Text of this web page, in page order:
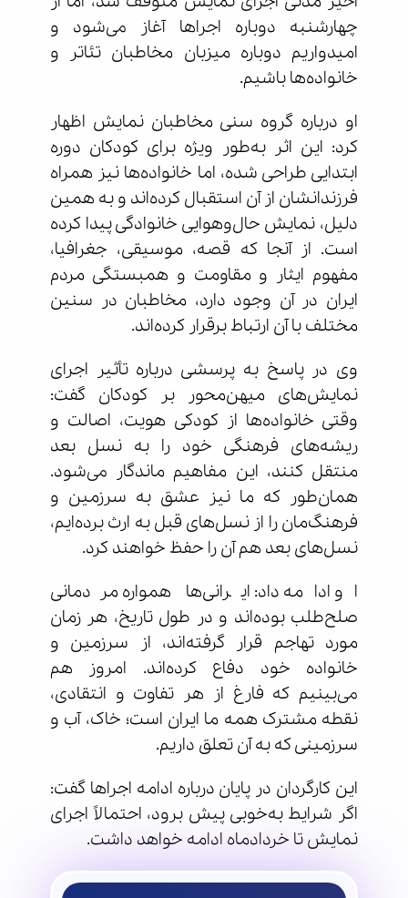
چهارشنبه دوباره اجراها آغاز می‌شود و
امیدواریم دوباره میزبان مخاطبان تئاتر و
خانواده‌ها باشیم.
او درباره گروه سنی مخاطبان نمایش اظهار
کرد: این اثر به‌طور ویژه برای کودکان دوره
ابتدایی طراحی شده، اما خانواده‌ها نیز همراه
فرزندانشان از آن استقبال کرده‌اند و به همین
دلیل، نمایش حال‌وهوایی خانوادگی پیدا کرده
است. از آنجا که قصه، موسیقی، جغرافیا،
مفهوم ایثار و مقاومت و همبستگی مردم
ایران در آن وجود دارد، مخاطبان در سنین
مختلف با آن ارتباط برقرار کرده‌اند.
وی در پاسخ به پرسشی درباره تأثیر اجرای
نمایش‌های میهن‌محور بر کودکان گفت:
وقتی خانواده‌ها از کودکی هویت، اصالت و
ریشه‌های فرهنگی خود را به نسل بعد
منتقل کنند، این مفاهیم ماندگار می‌شود.
همان‌طور که ما نیز عشق به سرزمین و
فرهنگ‌مان را از نسل‌های قبل به ارث برده‌ایم،
نسل‌های بعد هم آن را حفظ خواهند کرد.
او ادامه داد: ایرانی‌ها همواره مردمانی
صلح‌طلب بوده‌اند و در طول تاریخ، هر زمان
مورد تهاجم قرار گرفته‌اند، از سرزمین و
خانواده خود دفاع کرده‌اند. امروز هم
می‌بینیم که فارغ از هر تفاوت و انتقادی،
نقطه مشترک همه ما ایران است؛ خاک، آب و
سرزمینی که به آن تعلق داریم.
این کارگردان در پایان درباره ادامه اجراها گفت:
اگر شرایط به‌خوبی پیش برود، احتمالاً اجرای
نمایش تا خردادماه ادامه خواهد داشت.